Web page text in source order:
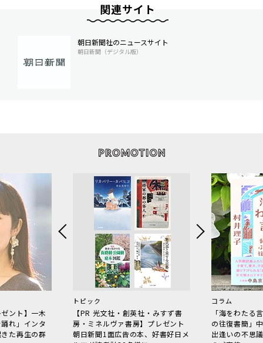
関連サイト
朝日新聞社のニュースサイト
朝日新聞（デジタル版）
ント】一木
れ」インタ
た再生の群
トピック
【PR 光文社・創英社・みすず書
房・ミネルヴァ書房】プレゼント
朝日新聞1面広告の本、好書好日メ
コラム
「海をわた
の往復書簡」
出逢いの不思